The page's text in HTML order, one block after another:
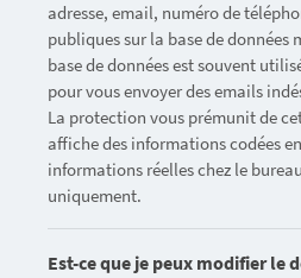
adresse, email, numéro de
publiques sur la base de données
base de données est souvent
pour vous envoyer des emails
La protection vous prémunit de
affiche des informations codées
informations réelles chez le
uniquement.
Est-ce que je peux modifier le